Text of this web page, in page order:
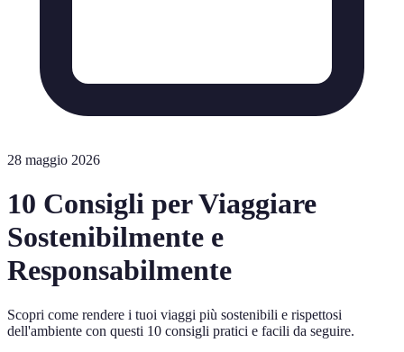
28 maggio 2026
10 Consigli per Viaggiare
Sostenibilmente e
Responsabilmente
Scopri come rendere i tuoi viaggi più sostenibili e rispettosi
dell'ambiente con questi 10 consigli pratici e facili da seguire.